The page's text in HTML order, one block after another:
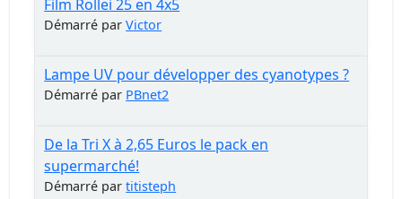
Film Rollei 25 en 4x5
Démarré parVictor
Lampe UV pour développer des cyanotypes ?
Démarré par PBnet2
De la Tri X à 2,65 Euros le pack en
supermarché!
Démarré partitisteph